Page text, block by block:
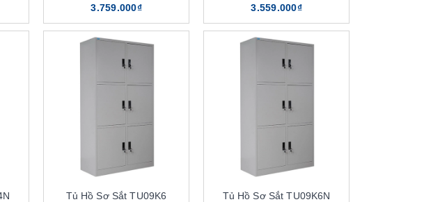
3.759.000₫
3.559.000₫
Tủ Hồ Sơ Sắt TU09K6 Tủ Hồ Sơ Sắt TU09K6N